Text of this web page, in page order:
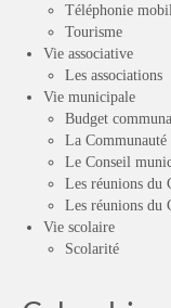
Téléphonie
Tourisme
Vie associative
Les associations
Vie municipale
Budget
La Communauté
Le Conseil
Les réunions du
Les réunions du
Vie scolaire
Scolarité